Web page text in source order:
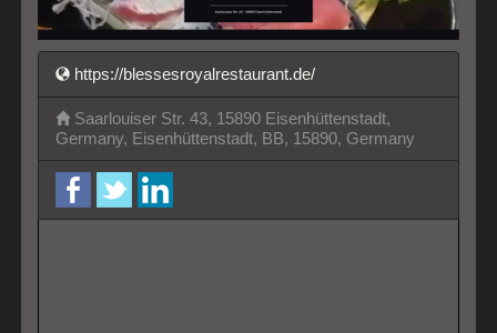
https://blessesroyalrestaurant.de/
Saarlouiser Str. 43, 15890 Eisenhüttenstadt,
Germany, Eisenhüttenstadt, BB, 15890, Germany
facebook
twitter